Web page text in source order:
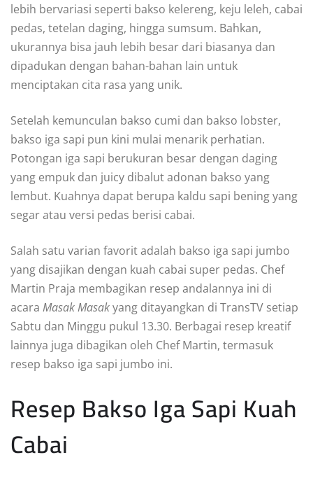
lebih bervariasi seperti bakso kelereng, keju leleh, cabai
pedas, tetelan daging, hingga sumsum. Bahkan,
ukurannya bisa jauh lebih besar dari biasanya dan
dipadukan dengan bahan-bahan lain untuk
menciptakan cita rasa yang unik.
Setelah kemunculan bakso cumi dan bakso lobster,
bakso iga sapi pun kini mulai menarik perhatian.
Potongan iga sapi berukuran besar dengan daging
yang empuk dan juicy dibalut adonan bakso yang
lembut. Kuahnya dapat berupa kaldu sapi bening yang
segar atau versi pedas berisi cabai.
Salah satu varian favorit adalah bakso iga sapi jumbo
yang disajikan dengan kuah cabai super pedas. Chef
Martin Praja membagikan resep andalannya ini di
acara Masak Masakyang ditayangkan di TransTV setiap
Sabtu dan Minggu pukul 13.30. Berbagai resep kreatif
lainnya juga dibagikan oleh Chef Martin, termasuk
resep bakso iga sapi jumbo ini.
Resep Bakso Iga Sapi Kuah
Cabai